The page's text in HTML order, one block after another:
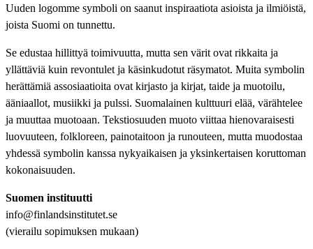
Uuden logomme symboli on saanut inspiraatiota asioista ja ilmiöistä,
joista Suomi on tunnettu.
Se edustaa hillittyä toimivuutta, mutta sen värit ovat rikkaita ja
yllättäviä kuin revontulet ja käsinkudotut räsymatot. Muita symbolin
herättämiä assosiaatioita ovat kirjasto ja kirjat, taide ja muotoilu,
ääniaallot, musiikki ja pulssi. Suomalainen kulttuuri elää, värähtelee
ja muuttaa muotoaan. Tekstiosuuden muoto viittaa hienovaraisesti
luovuuteen, folkloreen, painotaitoon ja runouteen, mutta muodostaa
yhdessä symbolin kanssa nykyaikaisen ja yksinkertaisen koruttoman
kokonaisuuden.
Suomen instituutti
info@finlandsinstitutet.se
(vierailu sopimuksen mukaan)